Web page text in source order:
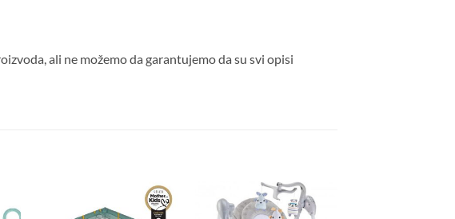
ali ne možemo da garantujemo da su svi opisi